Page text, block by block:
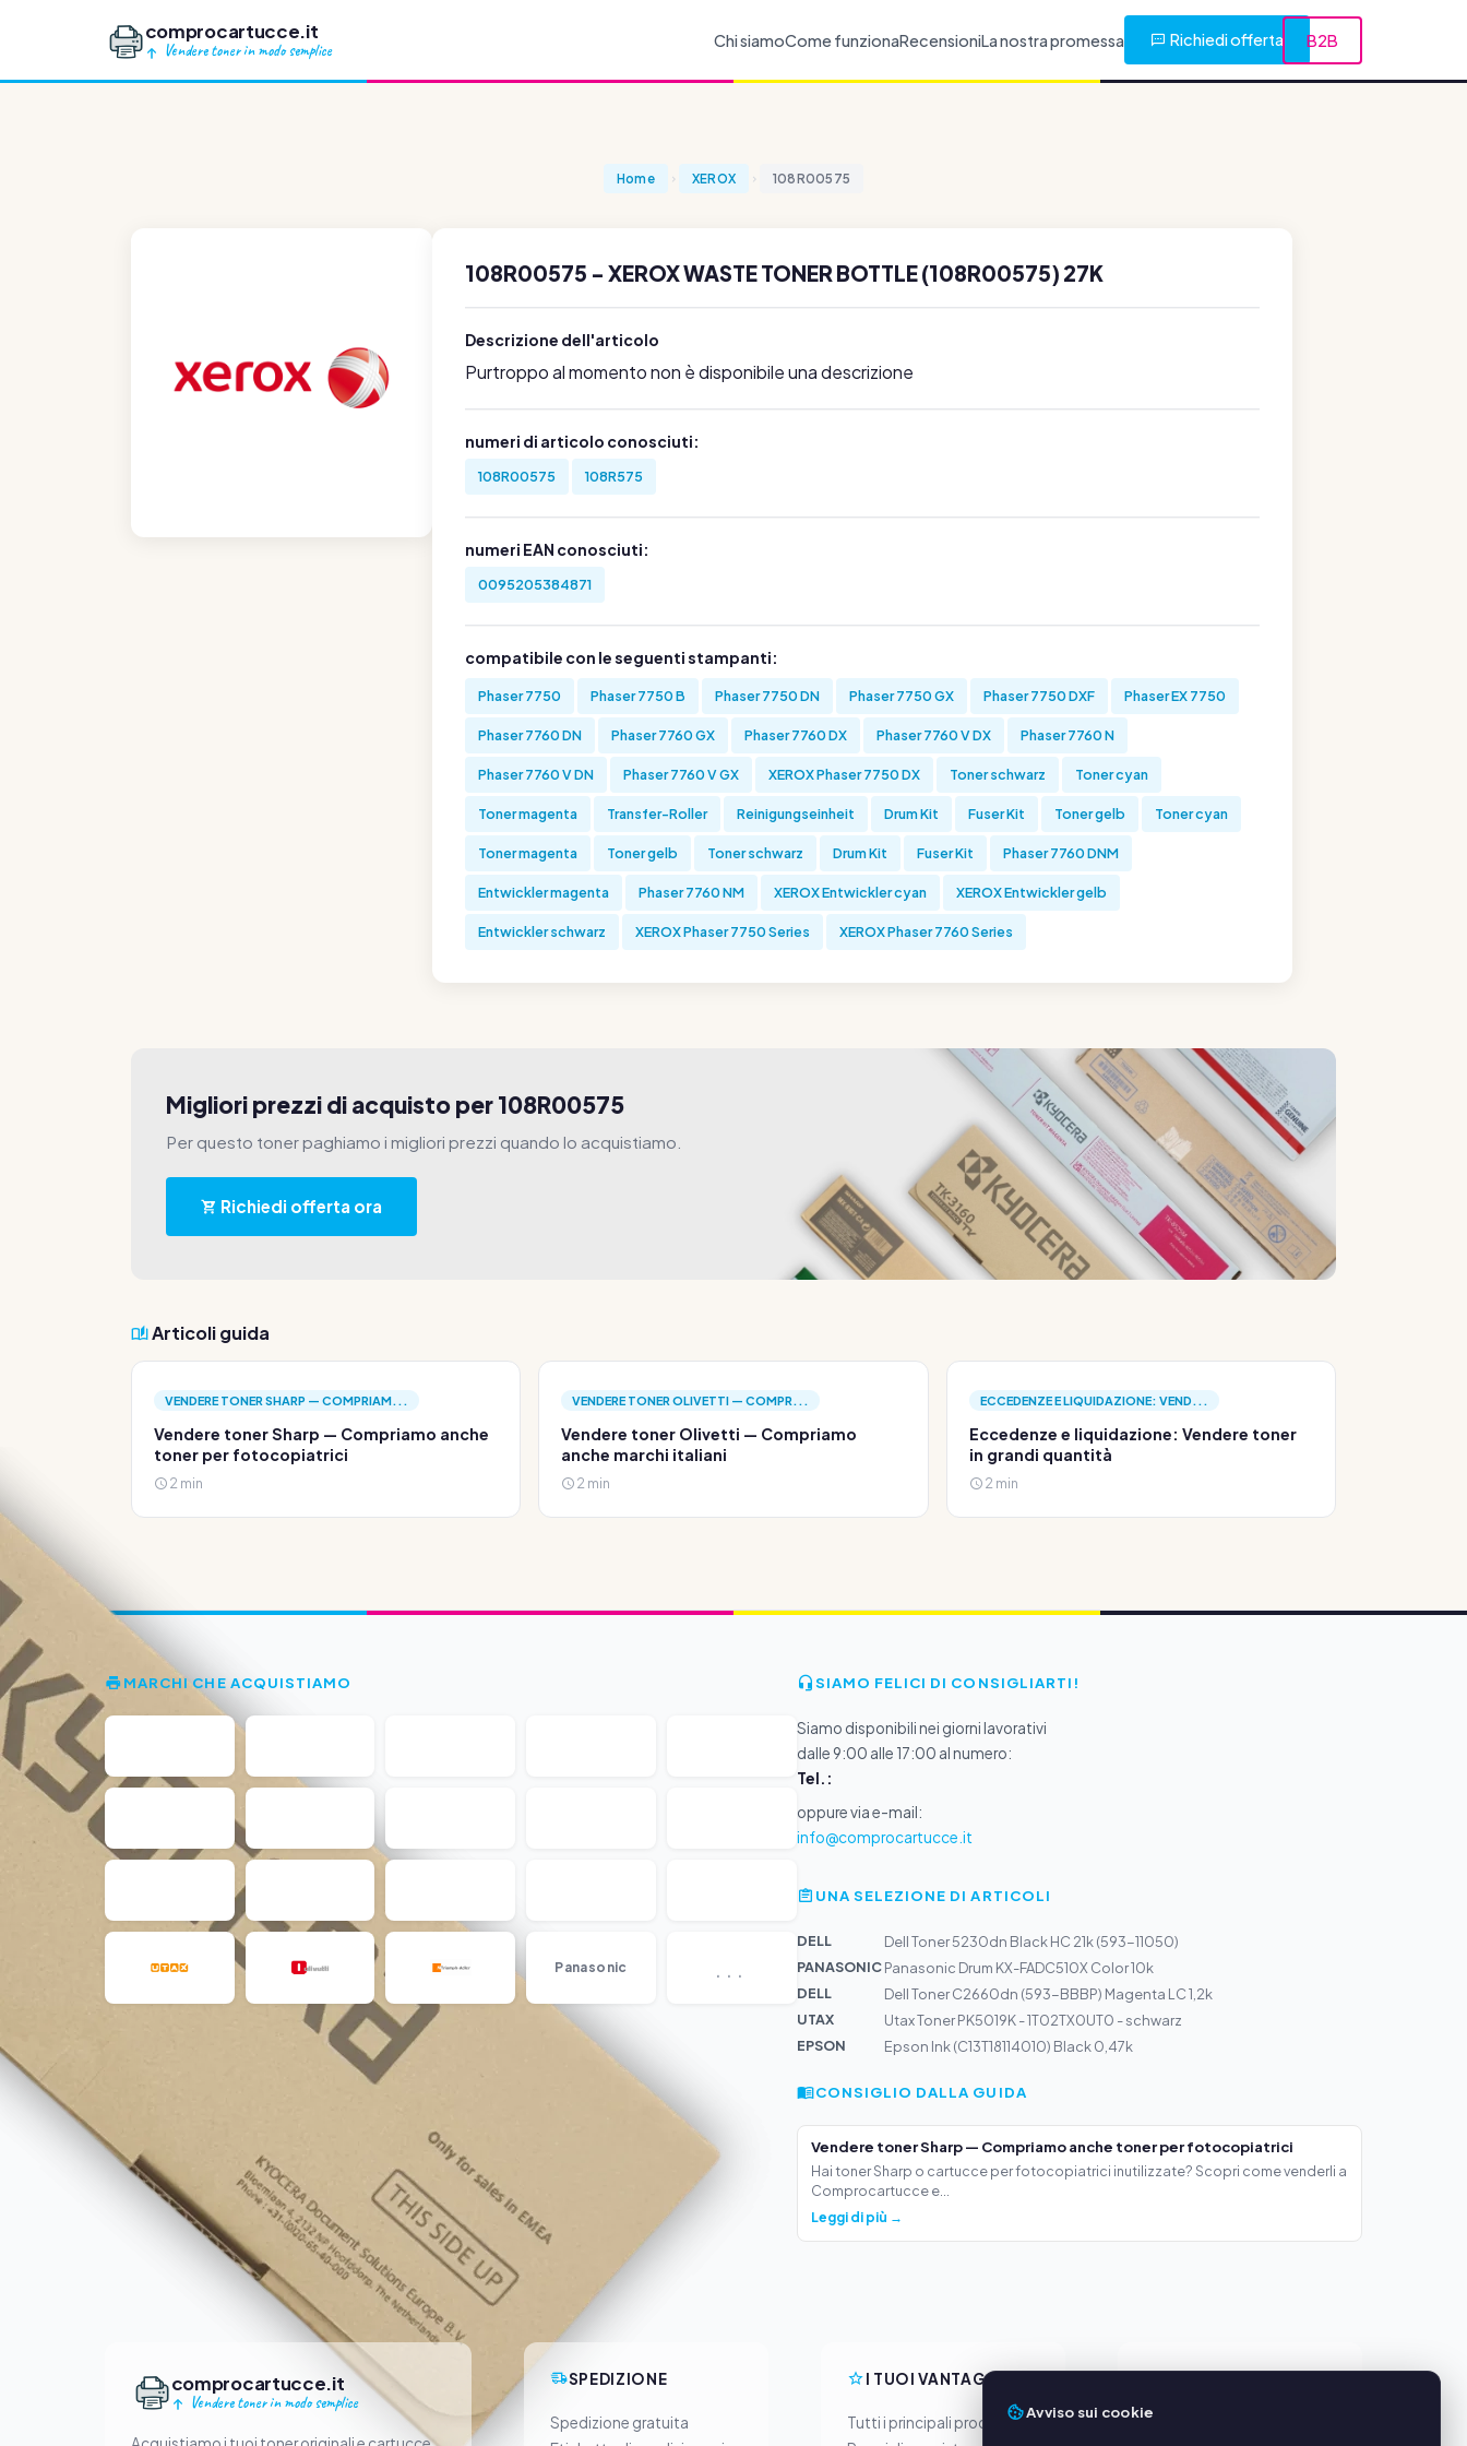
comprocartucce.it
Vendere toner in modo semplice
Chi siamoCome funzionaRecensioniLa nostra promessa Richiedi offerta B2B
Home XEROX 108R00575
108R00575 - XEROX WASTE TONER BOTTLE (108R00575) 27K
Descrizione dell'articolo
Purtroppo al momento non è disponibile una descrizione
numeri di articolo conosciuti:
108R00575 108R575
numeri EAN conosciuti:
0095205384871
compatibile con le seguenti stampanti:
Phaser 7750 Phaser 7750 B Phaser 7750 DN Phaser 7750 GX Phaser 7750 DXF Phaser EX 7750
Phaser 7760 DN Phaser 7760 GX Phaser 7760 DX Phaser 7760 V DX Phaser 7760 N
Phaser 7760 V DN Phaser 7760 V GX XEROX Phaser 7750 DX Toner schwarz Toner cyan
Toner magenta Transfer-Roller Reinigungseinheit Drum Kit Fuser Kit Toner gelb Toner cyan
Toner magenta Toner gelb Toner schwarz Drum Kit Fuser Kit Phaser 7760 DNM
Entwickler magenta Phaser 7760 NM XEROX Entwickler cyan XEROX Entwickler gelb
Entwickler schwarz XEROX Phaser 7750 Series XEROX Phaser 7760 Series
Migliori prezzi di acquisto per 108R00575
Per questo toner paghiamo i migliori prezzi quando lo acquistiamo.
Richiedi offerta ora
Articoli guida
VENDERE TONER SHARP — COMPRIAM...
Vendere toner Sharp — Compriamo anche
toner per fotocopiatrici
2 min
VENDERE TONER OLIVETTI — COMPR...
Vendere toner Olivetti — Compriamo
anche marchi italiani
2 min
ECCEDENZE E LIQUIDAZIONE: VEND...
Eccedenze e liquidazione: Vendere toner
in grandi quantità
2 min
MARCHI CHE ACQUISTIAMO
Panasonic ...
SIAMO FELICI DI CONSIGLIARTI!
Siamo disponibili nei giorni lavorativi
dalle 9:00 alle 17:00 al numero:
Tel.:
oppure via e-mail:
info@comprocartucce.it
UNA SELEZIONE DI ARTICOLI
DELL
Dell Toner 5230dn Black HC 21k (593-11050)
PANASONIC Panasonic Drum KX-FADC510X Color 10k
DELL
Dell Toner C2660dn (593-BBBP) Magenta LC 1,2k
UTAX
Utax Toner PK5019K - 1T02TX0UT0 - schwarz
EPSON
Epson Ink (C13T18114010) Black 0,47k
CONSIGLIO DALLA GUIDA
Vendere toner Sharp — Compriamo anche toner per fotocopiatrici
Hai toner Sharp o cartucce per fotocopiatrici inutilizzate? Scopri come venderli a
Comprocartucce e...
Leggi di più →
comprocartucce.it
Vendere toner in modo semplice
SPEDIZIONE
Spedizione gratuita
I TUOI VANTAGGI
Tutti i principali produttori
Chi siamo
Avviso sui cookie